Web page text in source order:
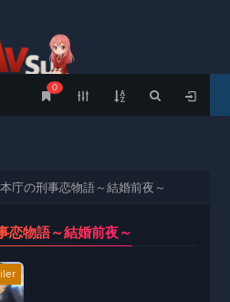
0
庁の刑事恋物語～結婚前夜～
恋物語～結婚前夜～